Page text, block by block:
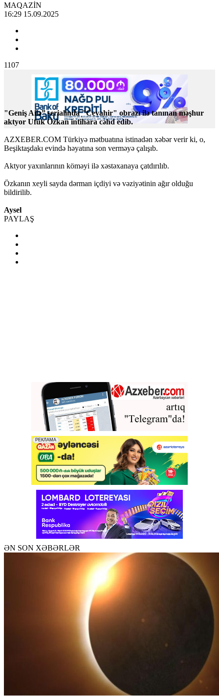
MAQAZİN
16:29 15.09.2025
1107
"Geniş Ailə” serialında "Cevahir" obrazı ilə tanınan məşhur
aktyor Ufuk Özkan intihara cəhd edib.
AZXEBER.COM Türkiyə mətbuatına istinadən xəbər verir ki, o,
Beşiktaşdakı evində həyatına son verməyə çalışıb.
Aktyor yaxınlarının köməyi ilə xəstəxanaya çatdırılıb.
Özkanın xeyli sayda dərman içdiyi və vəziyətinin ağır olduğu
bildirilib.
Aysel
PAYLAŞ
ƏN SON XƏBƏRLƏR